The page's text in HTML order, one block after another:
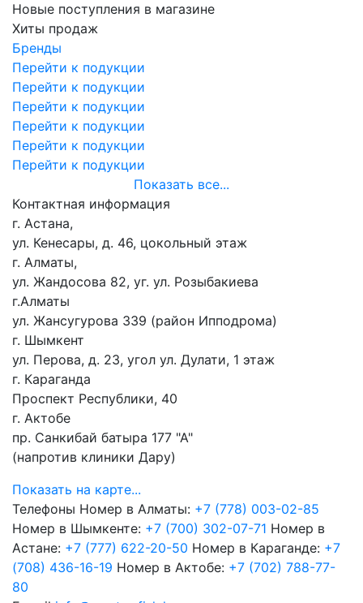
Новые поступления в магазине
Хиты продаж
Бренды
Перейти к подукции
Перейти к подукции
Перейти к подукции
Перейти к подукции
Перейти к подукции
Перейти к подукции
Показать все...
Контактная информация
г. Астана,
ул. Кенесары, д. 46, цокольный этаж
г. Алматы,
ул. Жандосова 82, уг. ул. Розыбакиева
г.Алматы
ул. Жансугурова 339 (район Ипподрома)
г. Шымкент
ул. Перова, д. 23, угол ул. Дулати, 1 этаж
г. Караганда
Проспект Республики, 40
г. Актобе
пр. Санкибай батыра 177 "А"
(напротив клиники Дару)
Показать на карте...
Телефоны Номер в Алматы: +7 (778) 003-02-85
Номер в Шымкенте: +7 (700) 302-07-71 Номер в
Астане: +7 (777) 622-20-50 Номер в Караганде: +7
(708) 436-16-19 Номер в Актобе: +7 (702) 788-77-
80